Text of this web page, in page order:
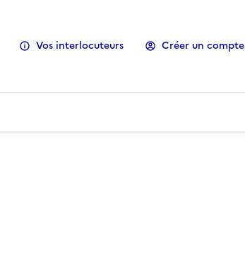
Vos interlocuteurs Créer un compte